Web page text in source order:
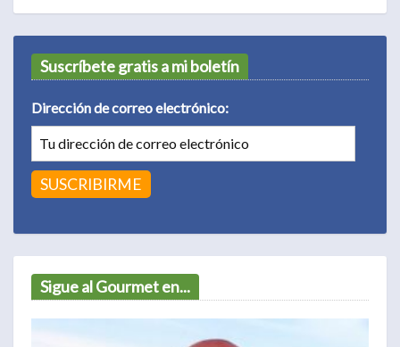
Suscríbete gratis a mi boletín
Dirección de correo electrónico:
Sigue al Gourmet en...